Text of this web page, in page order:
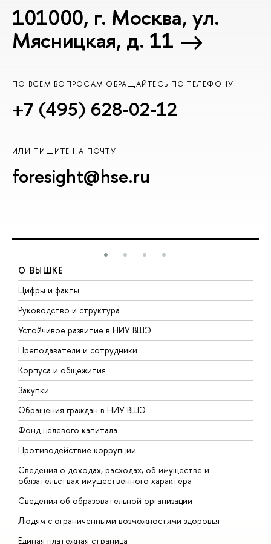
101000, г. Москва, ул.
Мясницкая, д. 11
ПО ВСЕМ ВОПРОСАМ ОБРАЩАЙТЕСЬ ПО ТЕЛЕФОНУ
+7 (495) 628-02-12
ИЛИ ПИШИТЕ НА ПОЧТУ
foresight@hse.ru
О ВЫШКЕ
Цифры и факты
Руководство и структура
Устойчивое развитие в НИУ ВШЭ
Преподаватели и сотрудники
Корпуса и общежития
Закупки
Обращения граждан в НИУ ВШЭ
Фонд целевого капитала
Противодействие коррупции
Сведения о доходах, расходах, об имуществе и
обязательствах имущественного характера
Сведения об образовательной организации
Людям с ограниченными возможностями здоровья
Единая платежная страница